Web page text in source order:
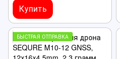
Купить
БЫСТРАЯ ОТПРАВКА